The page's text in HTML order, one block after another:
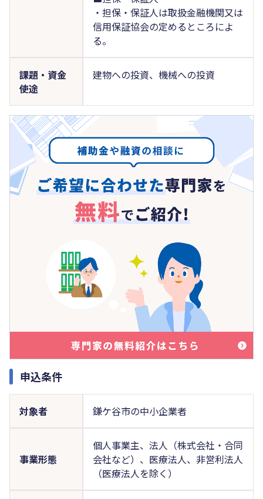
・担保・保証人は取扱金融機関又は
信用保証協会の定めるところによ
る。
課題・資金
使途
建物への投資、機械への投資
申込条件
対象者 鎌ケ谷市の中小企業者
事業形態
個人事業主、法人（株式会社・合同
会社など）、医療法人、非営利法人
（医療法人を除く）